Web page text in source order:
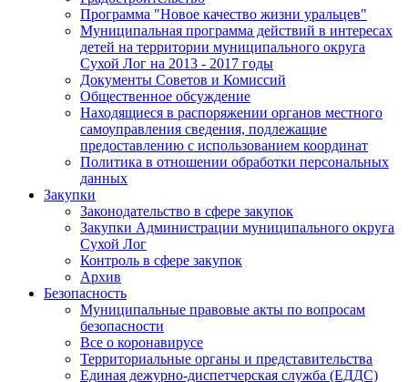
Программа "Новое качество жизни уральцев"
Муниципальная программа действий в интересах
детей на территории муниципального округа
Сухой Лог на 2013 - 2017 годы
Документы Советов и Комиссий
Общественное обсуждение
Находящиеся в распоряжении органов местного
самоуправления сведения, подлежащие
предоставлению с использованием координат
Политика в отношении обработки персональных
данных
Закупки
Законодательство в сфере закупок
Закупки Администрации муниципального округа
Сухой Лог
Контроль в сфере закупок
Архив
Безопасность
Муниципальные правовые акты по вопросам
безопасности
Все о коронавирусе
Территориальные органы и представительства
Единая дежурно-диспетчерская служба (ЕДДС)